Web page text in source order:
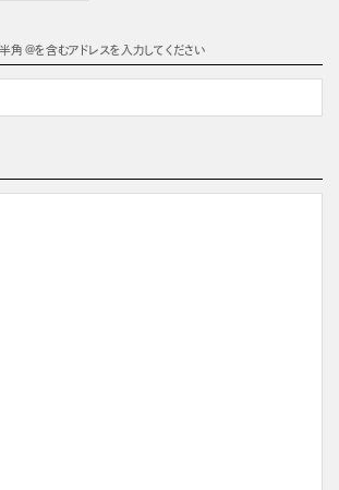
角 @を含むアドレスを入力してください